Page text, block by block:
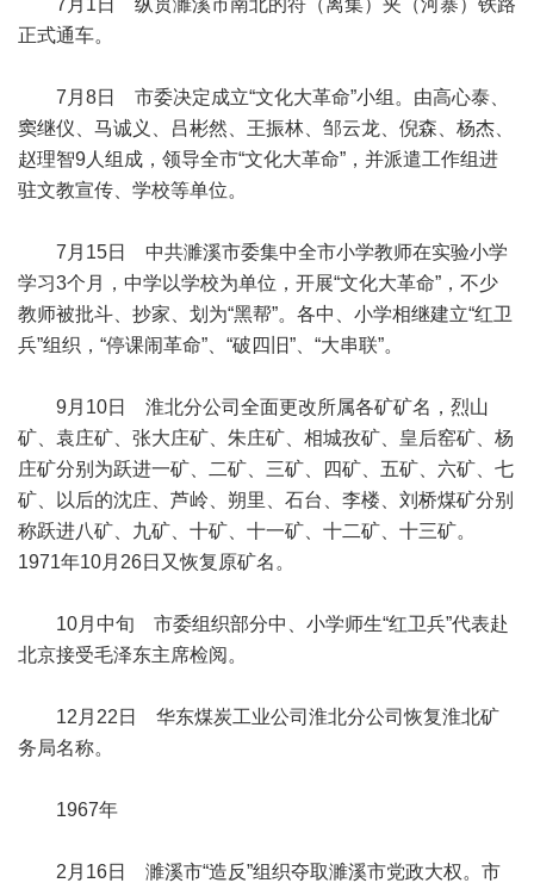
7月1日 纵贯濉溪市南北的符（离集）夹（河寨）铁路
正式通车。
7月8日 市委决定成立“文化大革命”小组。由高心泰、
窦继仪、马诚义、吕彬然、王振林、邹云龙、倪森、杨杰、
赵理智9人组成，领导全市“文化大革命”，并派遣工作组进
驻文教宣传、学校等单位。
7月15日 中共濉溪市委集中全市小学教师在实验小学
学习3个月，中学以学校为单位，开展“文化大革命”，不少
教师被批斗、抄家、划为“黑帮”。各中、小学相继建立“红卫
兵”组织，“停课闹革命”、“破四旧”、“大串联”。
9月10日 淮北分公司全面更改所属各矿矿名，烈山
矿、袁庄矿、张大庄矿、朱庄矿、相城孜矿、皇后窑矿、杨
庄矿分别为跃进一矿、二矿、三矿、四矿、五矿、六矿、七
矿、以后的沈庄、芦岭、朔里、石台、李楼、刘桥煤矿分别
称跃进八矿、九矿、十矿、十一矿、十二矿、十三矿。
1971年10月26日又恢复原矿名。
10月中旬 市委组织部分中、小学师生“红卫兵”代表赴
北京接受毛泽东主席检阅。
12月22日 华东煤炭工业公司淮北分公司恢复淮北矿
务局名称。
1967年
2月16日 濉溪市“造反”组织夺取濉溪市党政大权。市